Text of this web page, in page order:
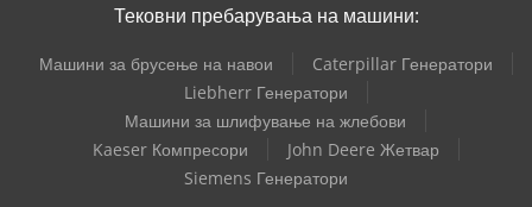
Тековни пребарувања на машини:
Машини за брусење на навои
Caterpillar Генератори
Liebherr Генератори
Машини за шлифување на жлебови
Kaeser Компресори
John Deere Жетвар
Siemens Генератори